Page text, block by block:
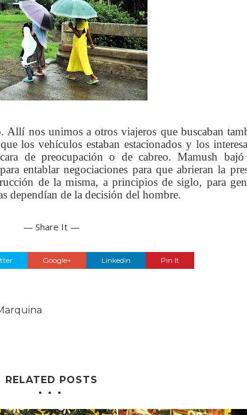
Allí nos unimos a otros viajeros que buscaban
los vehículos estaban estacionados y los
de preocupación o de cabreo. Mamush
entablar negociaciones para que abrieran la
de la misma, a principios de siglo, para
dependían de la decisión del hombre.
— Share It —
Google+ Linkedin Pin It
RELATED POSTS